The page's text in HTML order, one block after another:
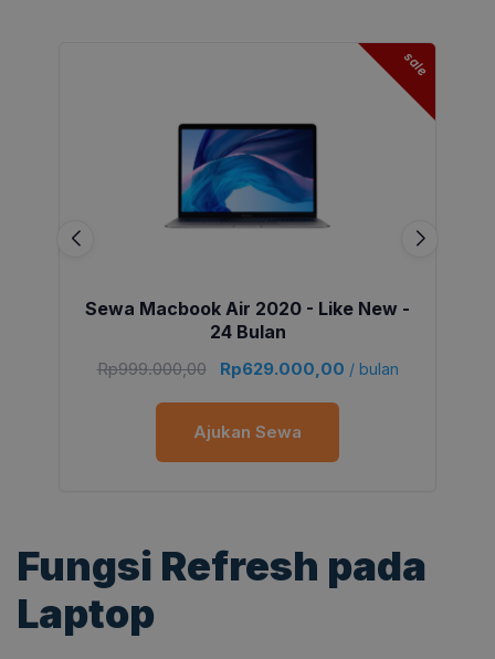
sale
Sewa Macbook Air 2020 - Like New -
24 Bulan
Rp999.000,00 Rp629.000,00 / bulan
Ajukan Sewa
Fungsi Refresh pada
Laptop